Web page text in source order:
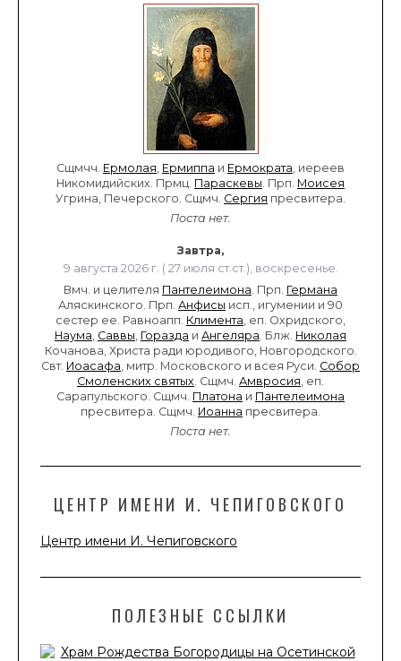
Сщмчч. Ермолая, Ермиппа и Ермократа, иереев
Никомидийских. Прмц. Параскевы. Прп. Моисея
Угрина, Печерского. Сщмч. Сергия пресвитера.
Поста нет.
Завтра,
9 августа 2026 г. ( 27 июля ст.ст.), воскресенье.
Вмч. и целителя Пантелеимона. Прп. Германа
Аляскинского. Прп. Анфисы исп., игумении и 90
сестер ее. Равноапп. Климента, еп. Охридского,
Наума, Саввы, Горазда и Ангеляра. Блж. Николая
Кочанова, Христа ради юродивого, Новгородского.
Свт. Иоасафа, митр. Московского и всея Руси. Собор
Смоленских святых. Сщмч. Амвросия, еп.
Сарапульского. Сщмч. Платона и Пантелеимона
пресвитера. Сщмч. Иоанна пресвитера.
Поста нет.
ЦЕНТР ИМЕНИ И. ЧЕПИГОВСКОГО
Центр имени И. Чепиговского
ПОЛЕЗНЫЕ ССЫЛКИ